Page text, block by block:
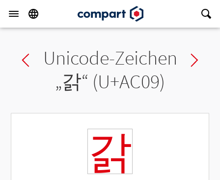
Previous char
Unicode-Zeichen
„갉“ (U+AC09)
갉